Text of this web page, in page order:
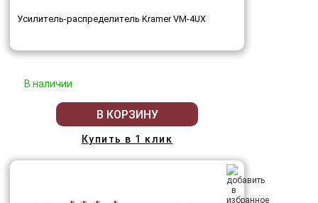
Усилитель-распределитель Kramer VM-4UX
В наличии
В КОРЗИНУ
Купить в 1 клик